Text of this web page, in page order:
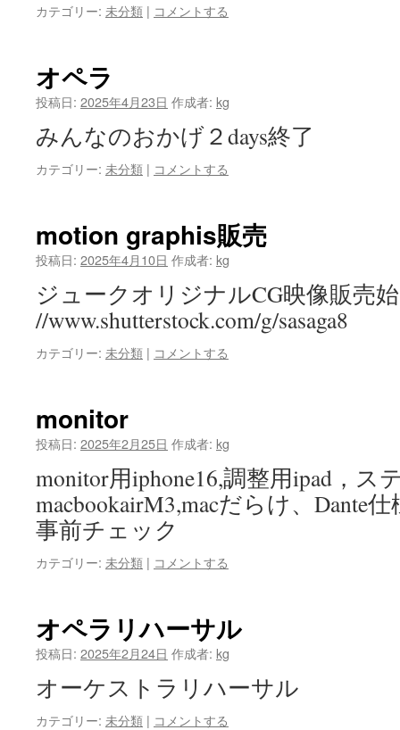
カテゴリー: 未分類 | コメントする
オペラ
投稿日: 2025年4月23日 作成者: kg
みんなのおかげ２days終了
カテゴリー: 未分類 | コメントする
motion graphis販売
投稿日: 2025年4月10日 作成者: kg
ジュークオリジナルCG映像販売
//www.shutterstock.com/g/sasaga8
カテゴリー: 未分類 | コメントする
monitor
投稿日: 2025年2月25日 作成者: kg
monitor用iphone16,調整用ipad，ス
macbookairM3,macだらけ、Dante
事前チェック
カテゴリー: 未分類 | コメントする
オペラリハーサル
投稿日: 2025年2月24日 作成者: kg
オーケストラリハーサル
カテゴリー: 未分類 | コメントする